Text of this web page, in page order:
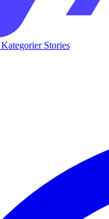
Kategorier Stories